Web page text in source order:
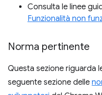
Consulta le linee
Funzionalità non
Norma pertinente
Questa sezione riguarda
seguente sezione delle